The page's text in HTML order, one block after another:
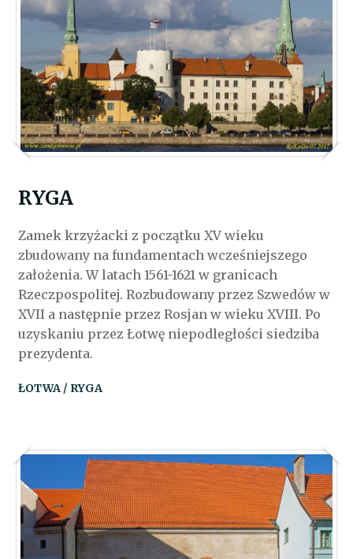
RYGA
Zamek krzyżacki z początku XV wieku
zbudowany na fundamentach wcześniejszego
założenia. W latach 1561-1621 w granicach
Rzeczpospolitej. Rozbudowany przez Szwedów w
XVII a następnie przez Rosjan w wieku XVIII. Po
uzyskaniu przez Łotwę niepodległości siedziba
prezydenta.
ŁOTWA / RYGA